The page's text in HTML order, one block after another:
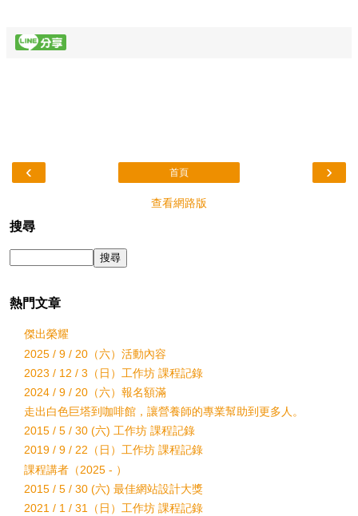
‹ ›
首頁
查看網路版
搜尋
熱門文章
傑出榮耀
2025 / 9 / 20（六）活動內容
2023 / 12 / 3（日）工作坊 課程記錄
2024 / 9 / 20（六）報名額滿
走出白色巨塔到咖啡館，讓營養師的專業幫助到更多人。
2015 / 5 / 30 (六) 工作坊 課程記錄
2019 / 9 / 22（日）工作坊 課程記錄
課程講者（2025 - ）
2015 / 5 / 30 (六) 最佳網站設計大獎
2021 / 1 / 31（日）工作坊 課程記錄